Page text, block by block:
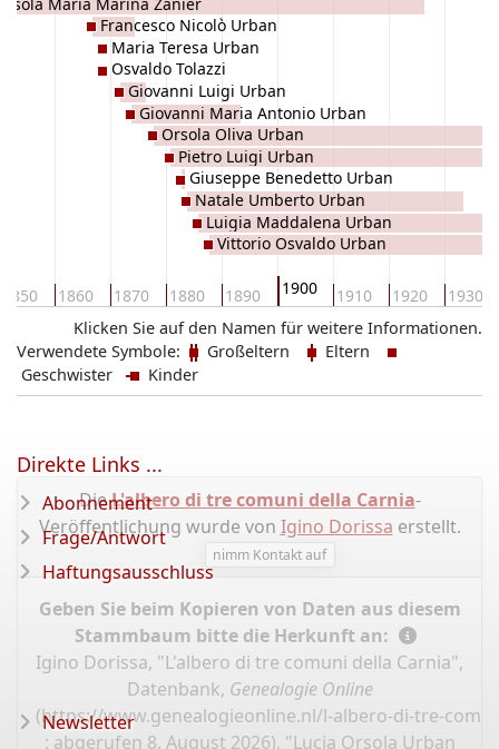
1850 1860 1870 1880 1890 1900 1910 1920 1930
Francesco Nicolò Urban
Maria Teresa Urban
Osvaldo Tolazzi
Giovanni Luigi Urban
Giovanni Maria Antonio Urban
Orsola Oliva Urban
Pietro Luigi Urban
Giuseppe Benedetto Urban
Natale Umberto Urban
Luigia Maddalena Urban
Vittorio Osvaldo Urban
Klicken Sie auf den Namen für weitere Informationen.
Verwendete Symbole:
Großeltern
Eltern
Geschwister
Kinder
DieL'albero di tre comuni della Carnia-
Veröffentlichung wurde von Igino Dorissa erstellt.
nimm Kontakt auf
Geben Sie beim Kopieren von Daten aus diesem
Stammbaum bitte die Herkunft an:
Igino Dorissa, "L'albero di tre comuni della Carnia",
Datenbank, Genealogie Online
(https://www.genealogieonline.nl/l-albero-di-tre-
: abgerufen 8. August 2026), "Lucia Orsola Urban
Direkte Links ...
Abonnement
Frage/Antwort
Haftungsausschluss
Newsletter